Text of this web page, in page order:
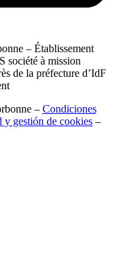
– Établissement
société à mission
de la préfecture d’IdF
– Condiciones
y gestión de cookies –